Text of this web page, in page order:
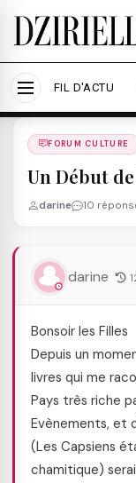
Nous
expérience et
FIL D'ACTU
Forums
FORUM CULTURE
Un Début
darine 10
darine
Bonsoir les Filles
Depuis un
livres qui me
Pays très riche
Evènements, et
(Les Capsiens
chamitique)